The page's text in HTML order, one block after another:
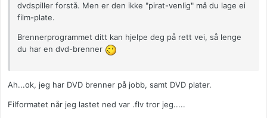
dvdspiller forstå. Men er den ikke "pirat-venlig" må du lage ei
film-plate.
Brennerprogrammet ditt kan hjelpe deg på rett vei, så lenge
du har en dvd-brenner
Ah...ok, jeg har DVD brenner på jobb, samt DVD plater.
Filformatet når jeg lastet ned var .flv tror jeg.....